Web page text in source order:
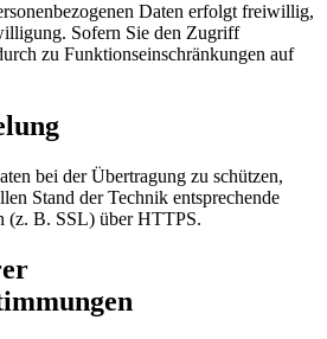
Daten erfolgt freiwillig,
Sofern Sie den Zugriff
zu Funktionseinschränkungen auf
bei der Übertragung zu schützen,
Stand der Technik entsprechende
(z. B. SSL) über HTTPS.